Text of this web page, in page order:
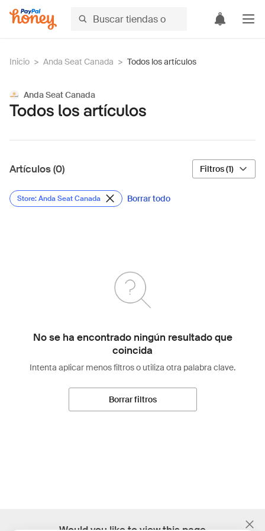
Inicio > Anda Seat Canada > Todos los artículos
Anda Seat Canada
Todos los artículos
Artículos (0) Filtros (1)
Store: Anda Seat Canada Borrar todo
No se ha encontrado ningún resultado que
coincida
Intenta aplicar menos filtros o utiliza otra palabra clave.
Borrar filtros